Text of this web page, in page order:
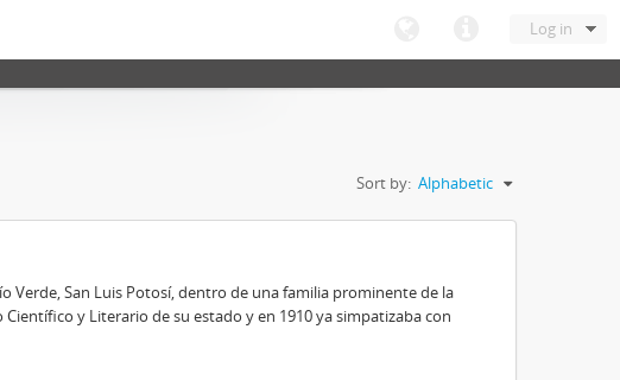
Log in
Sort by: Alphabetic
Verde, San Luis Potosí, dentro de una familia prominente de la
y Literario de su estado y en 1910 ya simpatizaba con